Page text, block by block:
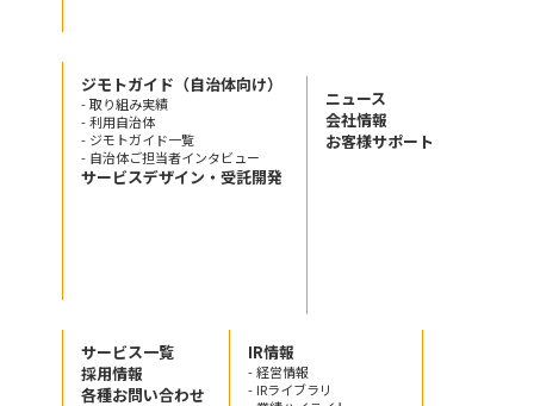
ジモトガイド（自治体向け）
- 取り組み実績
- 利用自治体
- ジモトガイド一覧
- 自治体ご担当者インタビュー
サービスデザイン・受託開発
ニュース
会社情報
お客様サポート
サービス一覧
採用情報
各種お問い合わせ
IR情報
- 経営情報
- IRライブラリ